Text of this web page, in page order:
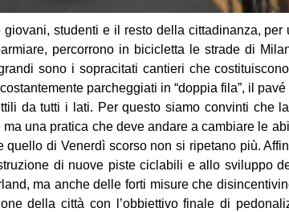
studenti e il resto della cittadinanza, per
percorrono in bicicletta le strade di
sono i sopracitati cantieri che
parcheggiati in “doppia fila”, il
da tutti i lati. Per questo siamo convinti che
una pratica che deve andare a cambiare le
quello di Venerdì scorso non si ripetano più.
di nuove piste ciclabili e allo sviluppo
ma anche delle forti misure che
della città con l’obbiettivo finale di